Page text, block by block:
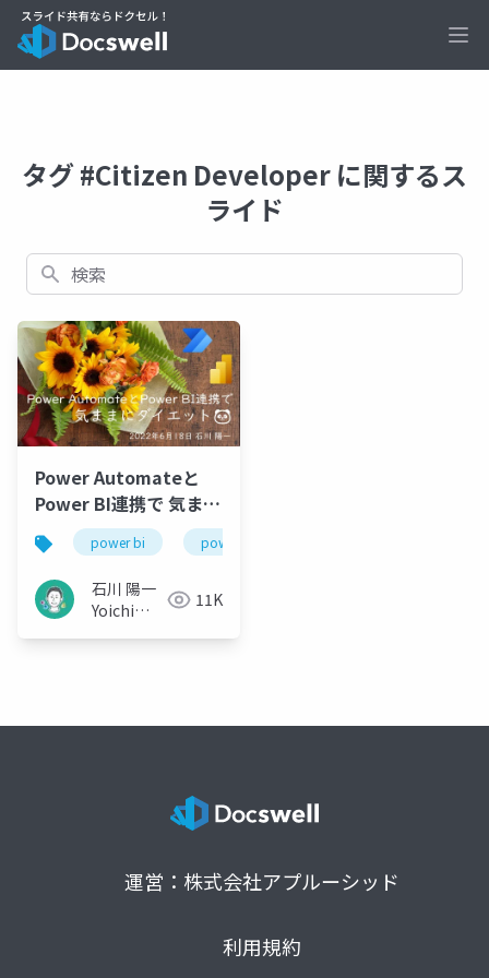
タグ #Citizen Developer に関するス
ライド
検索
Power Automateと
Power BI連携で 気まま
にダイエット
power bi power platform
石川 陽一
Yoichi
11K
運営：株式会社アプルーシッド
利用規約